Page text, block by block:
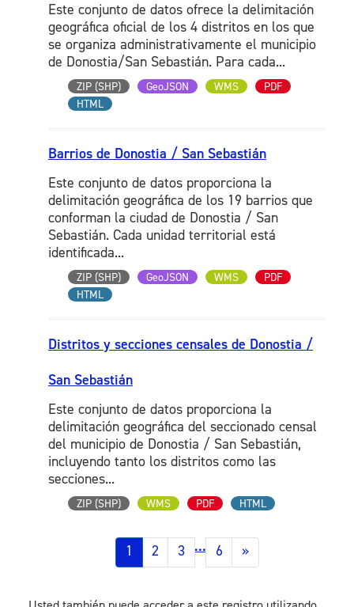
Este conjunto de datos ofrece la delimitación
geográfica oficial de los 4 distritos en los que
se organiza administrativamente el municipio
de Donostia/San Sebastián. Para cada...
ZIP (SHP) GeoJSON WMS
PDF
HTML
Barrios de Donostia / San Sebastián
Este conjunto de datos proporciona la
delimitación geográfica de los 19 barrios que
conforman la ciudad de Donostia / San
Sebastián. Cada unidad territorial está
identificada...
ZIP (SHP) GeoJSON WMS
PDF
HTML
Distritos y secciones censales de Donostia /
San Sebastián
Este conjunto de datos proporciona la
delimitación geográfica del seccionado censal
del municipio de Donostia / San Sebastián,
incluyendo tanto los distritos como las
secciones...
ZIP (SHP) WMS PDF HTML
1 2 3 ... 6 »